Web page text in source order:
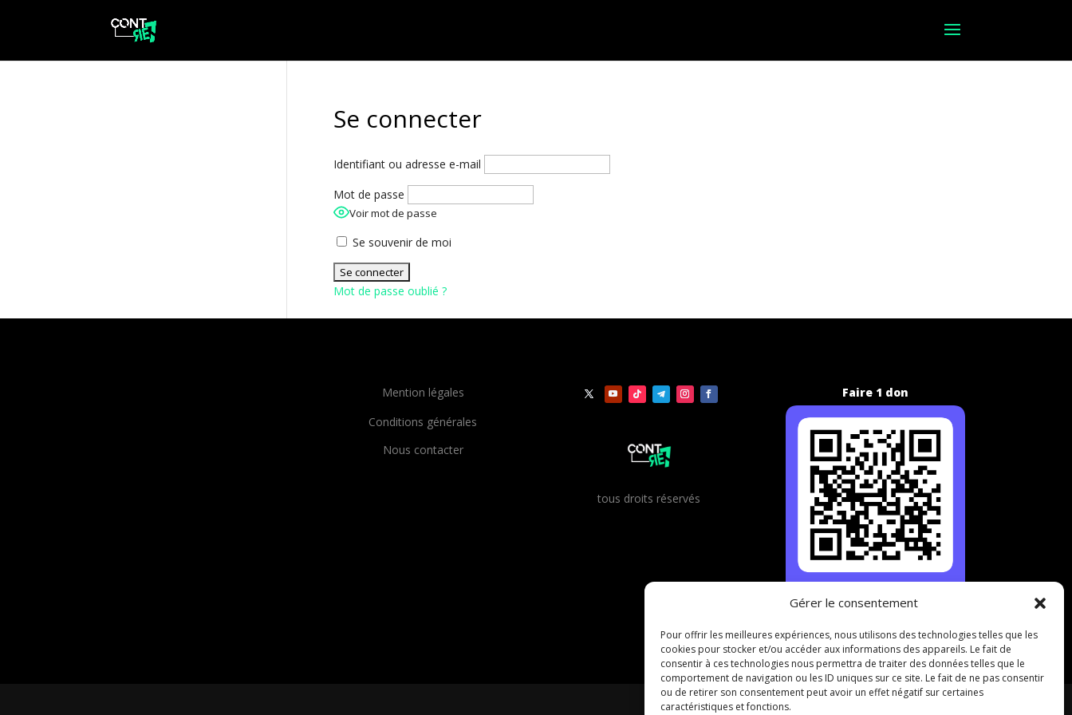
Gérer le consentement
Pour offrir les meilleures expériences, nous utilisons des technologies telles que les
cookies pour stocker et/ou accéder aux informations des appareils. Le fait de
consentir à ces technologies nous permettra de traiter des données telles que le
comportement de navigation ou les ID uniques sur ce site. Le fait de ne pas consentir
ou de retirer son consentement peut avoir un effet négatif sur certaines
caractéristiques et fonctions.
Se connecter
Identifiant ou adresse e-mail
Mot de passe
Voir mot de passe
Se souvenir de moi
Mot de passe oublié ?
Mention légales
Conditions générales
Nous contacter
tous droits réservés
Faire 1 don